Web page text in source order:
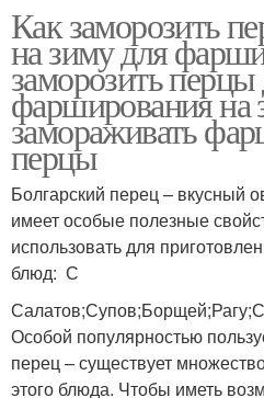
Как заморозить
на зиму для
заморозить перцы
фарширования
замораживать
перцы
Болгарский перец – вкусный
имеет особые полезные
использовать для
блюд: С
Особой популярностью
перец – существует
этого блюда. Чтобы иметь